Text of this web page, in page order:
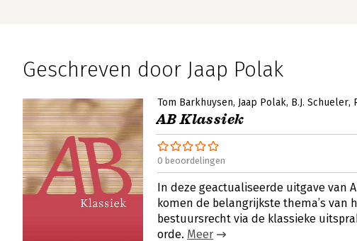
Geschreven door Jaap Polak
Tom Barkhuysen Jaap Polak B.J. Schueler
AB Klassiek
0 beoordelingen
In deze geactualiseerde uitgave van
komen de belangrijkste thema’s van
bestuursrecht via de klassieke
orde. Meer